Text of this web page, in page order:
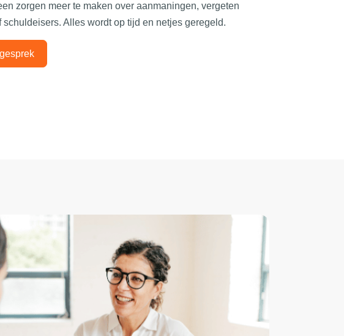
zorgen meer te maken over aanmaningen, vergeten
schuldeisers. Alles wordt op tijd en netjes geregeld.